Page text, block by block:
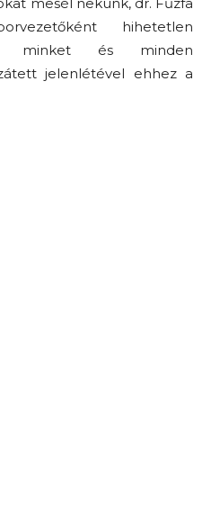
hihetetlen
minket és minden
jelenlétével ehhez a